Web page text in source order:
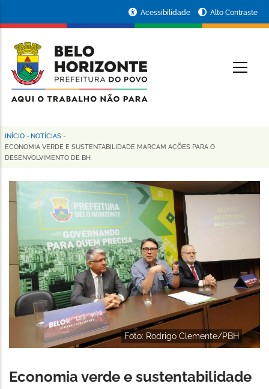
conteúdo
principal
da
Prefeitura
de
Horizonte
Acessibilidade Alto Contraste
Trilha
de
navegação
INÍCIO - NOTÍCIAS -
ECONOMIA VERDE E SUSTENTABILIDADE MARCAM AÇÕES PARA O
DESENVOLVIMENTO DE BH
Foto: Rodrigo Clemente/PBH
Economia verde e sustentabilidade